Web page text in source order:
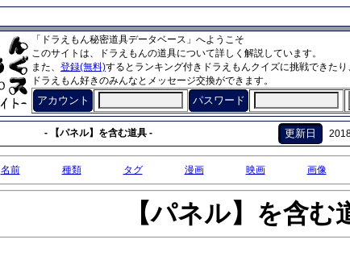
「ドラえもん秘密道具データベース」へようこそ
このサイトは、ドラえもんの道具について詳しく解説しています。
また、 登録(無料)するとランキング付きドラえもんクイズに挑戦できたり
ドラえもん好きのみんなとメッセージ交換ができます。
アカウント パスワード
- 【パネル】を含む道具 - 更新日
名前 種類 タグ 漫画 映画 画像
【パネル】を含む